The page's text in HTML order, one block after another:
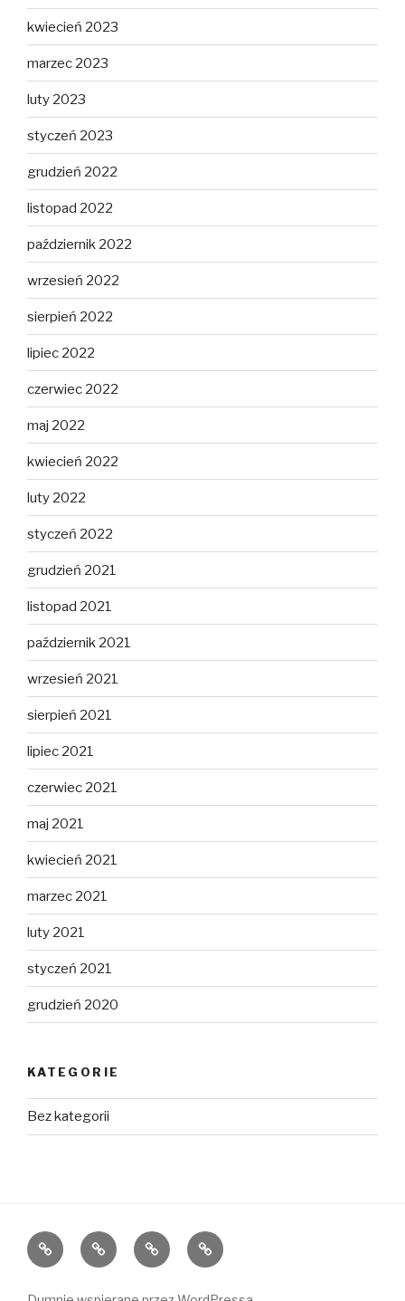
kwiecień 2023
marzec 2023
luty 2023
styczeń 2023
grudzień 2022
listopad 2022
październik 2022
wrzesień 2022
sierpień 2022
lipiec 2022
czerwiec 2022
maj 2022
kwiecień 2022
luty 2022
styczeń 2022
grudzień 2021
listopad 2021
październik 2021
wrzesień 2021
sierpień 2021
lipiec 2021
czerwiec 2021
maj 2021
kwiecień 2021
marzec 2021
luty 2021
styczeń 2021
grudzień 2020
KATEGORIE
Bez kategorii
Home
O
nas
Rejon
działania
FAQ